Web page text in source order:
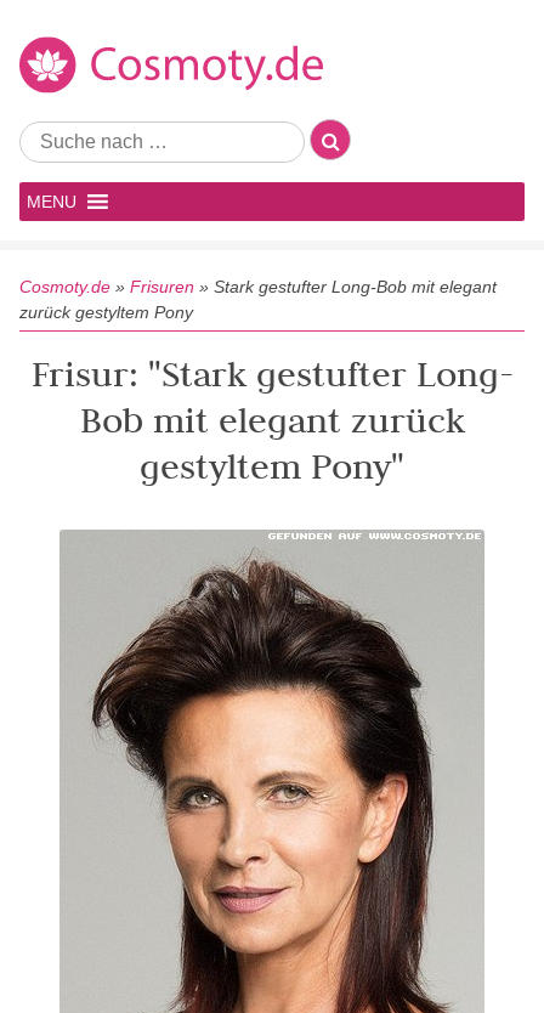
MENU
Cosmoty.de » Frisuren » Stark gestufter Long-Bob mit elegant
zurück gestyltem Pony
Frisur: "Stark gestufter Long-
Bob mit elegant zurück
gestyltem Pony"